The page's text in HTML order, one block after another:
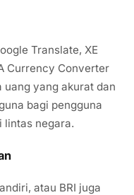
Translate, XE
Currency Converter
yang akurat dan
bagi pengguna
lintas negara.
atau BRI juga